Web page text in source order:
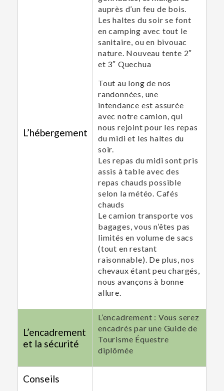
L’hébergement
auprès d’un feu de bois.
Les haltes du soir se font
en camping avec tout le
sanitaire, ou en bivouac
nature. Nouveau tente 2″
et 3″ Quechua
Tout au long de nos
randonnées, une
intendance est assurée
avec notre camion, qui
nous rejoint pour les repas
du midi et les haltes du
soir.
Les repas du midi sont pris
assis à table avec des
repas chauds possible
selon la météo. Cafés
chauds
Le camion transporte vos
bagages, vous n’êtes pas
limités en volume de sacs
(tout en restant
raisonnable). De plus, nos
chevaux étant peu chargés,
nous avançons à bonne
allure.
L’encadrement
et la sécurité
L’encadrement : Vous serez
encadrés par une Guide de
Tourisme Équestre
diplômée
Conseils